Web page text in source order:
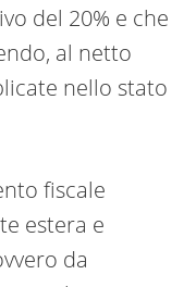
del 20% e che
al netto
nello stato
fiscale
estera e
da